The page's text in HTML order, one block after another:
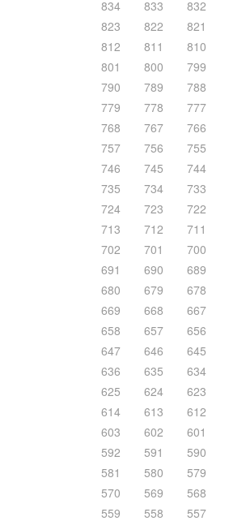
834
833 832
823
822 821
812
811 810
801
800 799
790
789 788
779
778 777
768
767 766
757
756 755
746
745 744
735
734 733
724
723 722
713
712 711
702
701 700
691
690 689
680
679 678
669
668 667
658
657 656
647
646 645
636
635 634
625
624 623
614
613 612
603
602 601
592
591 590
581
580 579
570
569 568
559
558 557